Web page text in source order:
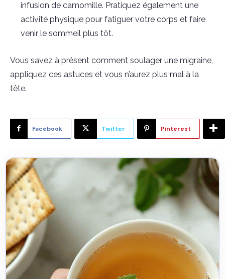
infusion de camomille. Pratiquez également une
activité physique pour fatiguer votre corps et faire
venir le sommeil plus tôt.
Vous savez à présent comment soulager une migraine,
appliquez ces astuces et vous n’aurez plus mal à la
tête.
Facebook Twitter Pinterest